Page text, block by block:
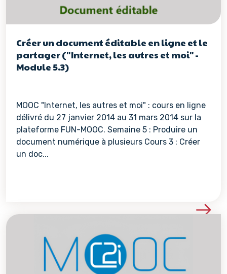
Créer un document éditable en ligne et le
partager ("Internet, les autres et moi" -
Module 5.3)
MOOC "Internet, les autres et moi" : cours en ligne
délivré du 27 janvier 2014 au 31 mars 2014 sur la
plateforme FUN-MOOC. Semaine 5 : Produire un
document numérique à plusieurs Cours 3 : Créer
un doc...
Voir les détails de la